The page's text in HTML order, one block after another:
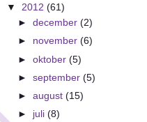
▼ 2012 (61)
►december(2)
► november(6)
►oktober(5)
►september(5)
►august(15)
► juli(8)